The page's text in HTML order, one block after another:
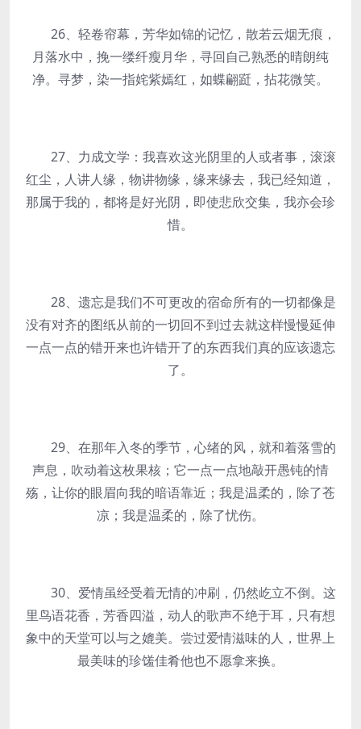
26、轻卷帘幕，芳华如锦的记忆，散若云烟无痕，
月落水中，挽一缕纤瘦月华，寻回自己熟悉的晴朗纯
净。寻梦，染一指姹紫嫣红，如蝶翩跹，拈花微笑。
27、力成文学：我喜欢这光阴里的人或者事，滚滚
红尘，人讲人缘，物讲物缘，缘来缘去，我已经知道，
那属于我的，都将是好光阴，即使悲欣交集，我亦会珍
惜。
28、遗忘是我们不可更改的宿命所有的一切都像是
没有对齐的图纸从前的一切回不到过去就这样慢慢延伸
一点一点的错开来也许错开了的东西我们真的应该遗忘
了。
29、在那年入冬的季节，心绪的风，就和着落雪的
声息，吹动着这枚果核；它一点一点地敲开愚钝的情
殇，让你的眼眉向我的暗语靠近；我是温柔的，除了苍
凉；我是温柔的，除了忧伤。
30、爱情虽经受着无情的冲刷，仍然屹立不倒。这
里鸟语花香，芳香四溢，动人的歌声不绝于耳，只有想
象中的天堂可以与之媲美。尝过爱情滋味的人，世界上
最美味的珍馐佳肴他也不愿拿来换。